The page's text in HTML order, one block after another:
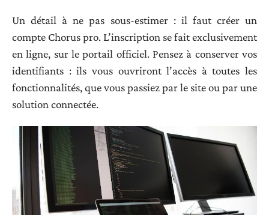
Un détail à ne pas sous-estimer : il faut créer un
compte Chorus pro. L’inscription se fait exclusivement
en ligne, sur le portail officiel. Pensez à conserver vos
identifiants : ils vous ouvriront l’accès à toutes les
fonctionnalités, que vous passiez par le site ou par une
solution connectée.